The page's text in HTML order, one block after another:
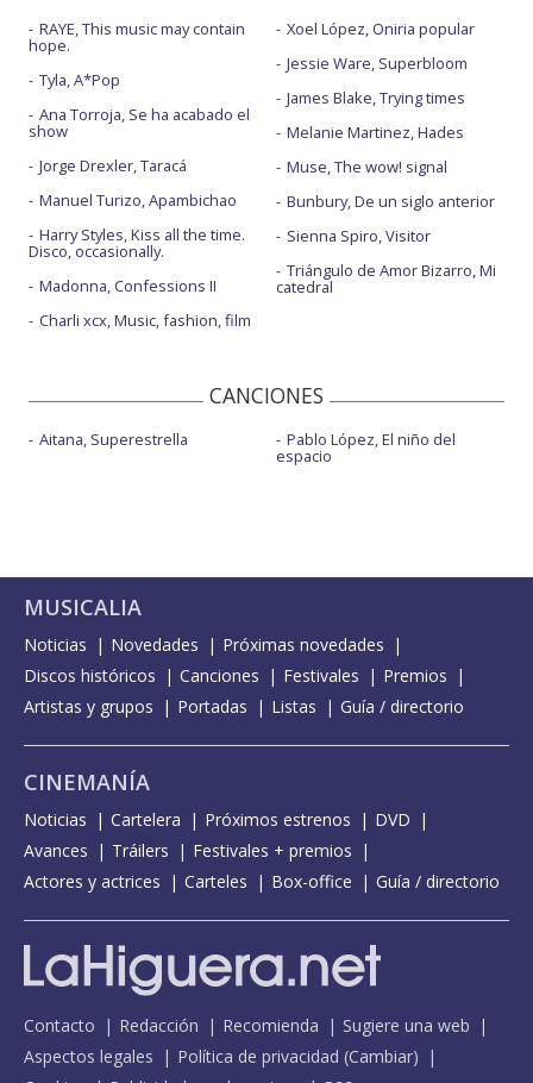
RAYE, This music may contain
hope.
Tyla, A*Pop
Ana Torroja, Se ha acabado el
show
Jorge Drexler, Taracá
Manuel Turizo, Apambichao
Harry Styles, Kiss all the time.
Disco, occasionally.
Madonna, Confessions II
Charli xcx, Music, fashion, film
Xoel López, Oniria popular
Jessie Ware, Superbloom
James Blake, Trying times
Melanie Martinez, Hades
Muse, The wow! signal
Bunbury, De un siglo anterior
Sienna Spiro, Visitor
Triángulo de Amor Bizarro, Mi
catedral
CANCIONES
Aitana, Superestrella Pablo López, El niño del
espacio
MUSICALIA
Noticias Novedades
Próximas novedades
Discos históricos
Canciones Festivales
Premios
Artistas y grupos
Portadas Listas Guía / directorio
CINEMANÍA
Noticias Cartelera Próximos estrenos
DVD
Avances
Tráilers
Festivales + premios
Actores y actrices
Carteles Box-office Guía / directorio
Contacto Redacción Recomienda
Sugiere una web
Aspectos legales
Política de privacidad (Cambiar)